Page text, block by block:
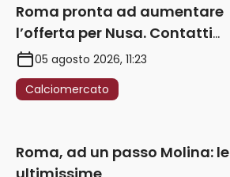
Roma pronta ad aumentare
l’offerta per Nusa. Contatti
anche per Fofana
05 agosto 2026, 11:23
Calciomercato
Roma, ad un passo Molina: le